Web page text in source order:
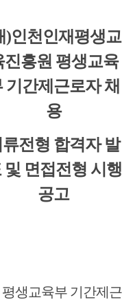
)인천인재평생교
진흥원 평생교육
기간제근로자 채
용
전형 합격자 발
및 면접전형 시행
공고
생교육부 기간제근